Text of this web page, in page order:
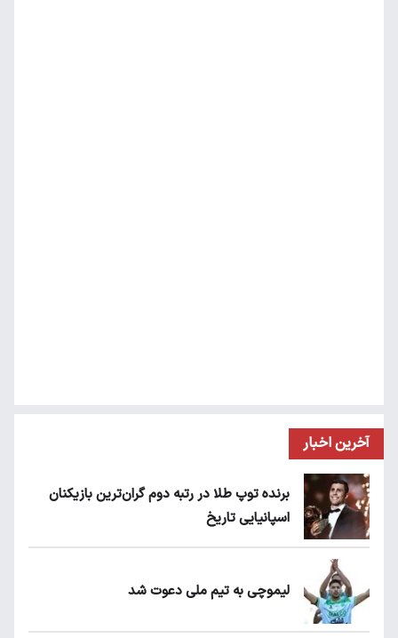
آخرین اخبار
برنده توپ طلا در رتبه دوم گران‌ترین بازیکنان
اسپانیایی تاریخ
لیموچی به تیم ملی دعوت شد